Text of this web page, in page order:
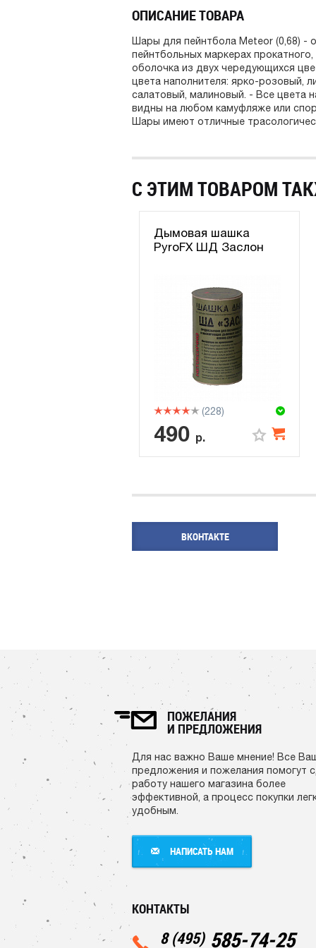
ОПИСАНИЕ ТОВАРА
Шары для пейнтбола Meteor (0,68) -
пейнтбольных маркерах
оболочка из двух чередующихся
цвета наполнителя: ярко-розовый,
салатовый, малиновый. - Все цвета
видны на любом камуфляже или
Шары имеют отличные
С ЭТИМ ТОВАРОМ
Дымовая шашка
PyroFX ШД Заслон
(228)
490 р.
ВКОНТАКТЕ
ПОЖЕЛАНИЯ
И ПРЕДЛОЖЕНИЯ
Для нас важно Ваше мнение! Все
предложения и пожелания помогут
работу нашего магазина более
эффективной, а процесс покупки
удобным.
НАПИСАТЬ НАМ
КОНТАКТЫ
8 (495) 585-74-25